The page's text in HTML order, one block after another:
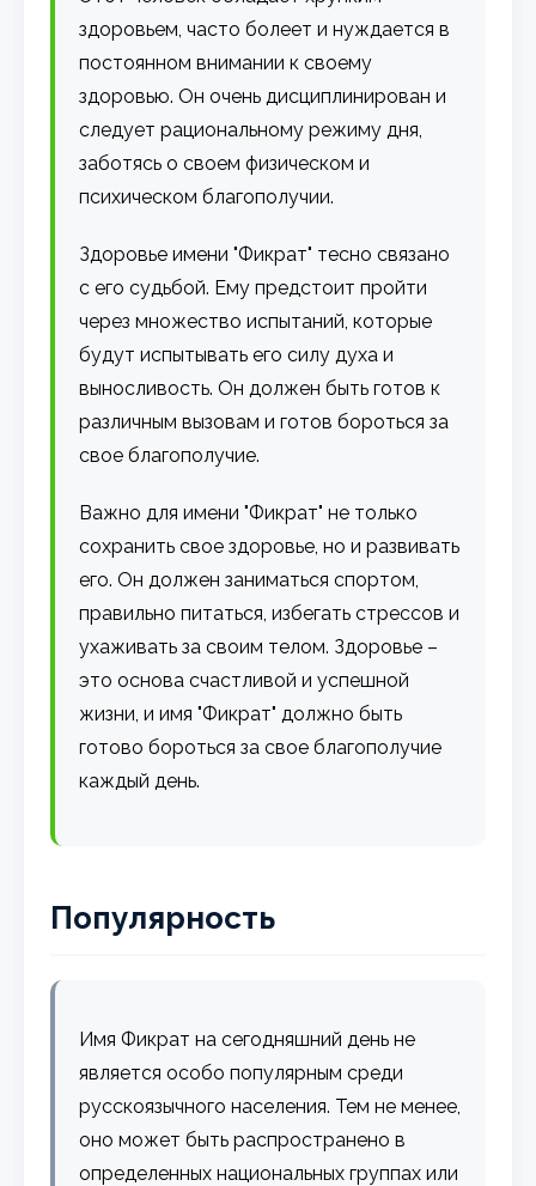
здоровьем, часто болеет и нуждается в
постоянном внимании к своему
здоровью. Он очень дисциплинирован и
следует рациональному режиму дня,
заботясь о своем физическом и
психическом благополучии.
Здоровье имени "Фикрат" тесно связано
с его судьбой. Ему предстоит пройти
через множество испытаний, которые
будут испытывать его силу духа и
выносливость. Он должен быть готов к
различным вызовам и готов бороться за
свое благополучие.
Важно для имени "Фикрат" не только
сохранить свое здоровье, но и развивать
его. Он должен заниматься спортом,
правильно питаться, избегать стрессов и
ухаживать за своим телом. Здоровье –
это основа счастливой и успешной
жизни, и имя "Фикрат" должно быть
готово бороться за свое благополучие
каждый день.
Популярность
Имя Фикрат на сегодняшний день не
является особо популярным среди
русскоязычного населения. Тем не менее,
оно может быть распространено в
определенных национальных группах или